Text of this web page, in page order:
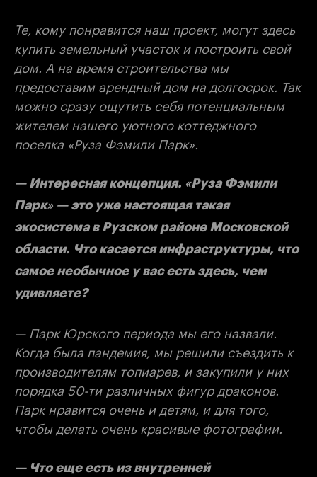
Те, кому понравится наш проект, могут здесь
купить земельный участок и построить свой
дом. А на время строительства мы
предоставим арендный дом на долгосрок. Так
можно сразу ощутить себя потенциальным
жителем нашего уютного коттеджного
поселка «Руза Фэмили Парк».
— Интересная концепция. «Руза Фэмили
Парк» — это уже настоящая такая
экосистема в Рузском районе Московской
области. Что касается инфраструктуры, что
самое необычное у вас есть здесь, чем
удивляете?
— Парк Юрского периода мы его назвали.
Когда была пандемия, мы решили съездить к
производителям топиарев, и закупили у них
порядка 50-ти различных фигур драконов.
Парк нравится очень и детям, и для того,
чтобы делать очень красивые фотографии.
— Что еще есть из внутренней